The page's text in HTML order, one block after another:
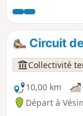
(propriété
Circuit
Collectivité
10,00 km
Départ à